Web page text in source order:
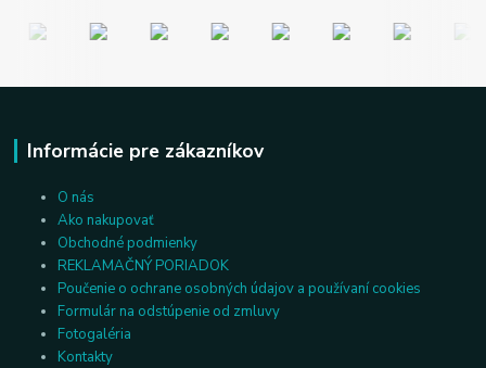
Informácie pre zákazníkov
O nás
Ako nakupovať
Obchodné podmienky
REKLAMAČNÝ PORIADOK
Poučenie o ochrane osobných údajov a používaní cookies
Formulár na odstúpenie od zmluvy
Fotogaléria
Kontakty